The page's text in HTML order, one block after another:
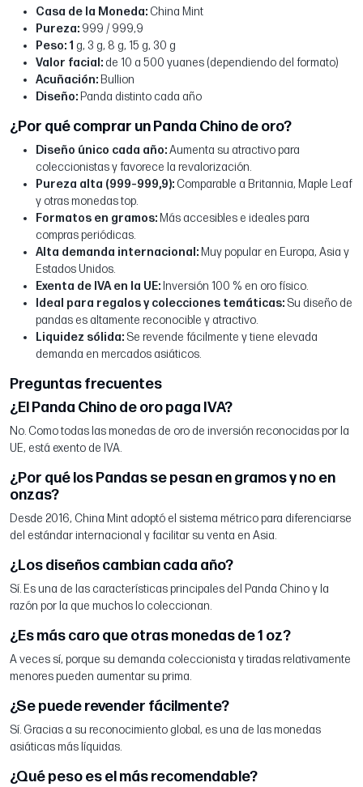
Casa de la Moneda: China Mint
Pureza: 999 / 999,9
Peso: 1 g, 3 g, 8 g, 15 g, 30 g
Valor facial: de 10 a 500 yuanes (dependiendo del formato)
Acuñación: Bullion
Diseño: Panda distinto cada año
¿Por qué comprar un Panda Chino de oro?
Diseño único cada año:Aumenta su atractivo para
coleccionistas y favorece la revalorización.
Pureza alta (999–999,9): Comparable a Britannia, Maple Leaf
y otras monedas top.
Formatos en gramos: Más accesibles e ideales para
compras periódicas.
Alta demanda internacional: Muy popular en Europa, Asia y
Estados Unidos.
Exenta de IVA en la UE: Inversión 100 % en oro físico.
Ideal para regalos y colecciones temáticas: Su diseño de
pandas es altamente reconocible y atractivo.
Liquidez sólida: Se revende fácilmente y tiene elevada
demanda en mercados asiáticos.
Preguntas frecuentes
¿El Panda Chino de oro paga IVA?
No. Como todas las monedas de oro de inversión reconocidas por la
UE, está exento de IVA.
¿Por qué los Pandas se pesan en gramos y no en
onzas?
Desde 2016, China Mint adoptó el sistema métrico para diferenciarse
del estándar internacional y facilitar su venta en Asia.
¿Los diseños cambian cada año?
Sí. Es una de las características principales del Panda Chino y la
razón por la que muchos lo coleccionan.
¿Es más caro que otras monedas de 1 oz?
A veces sí, porque su demanda coleccionista y tiradas relativamente
menores pueden aumentar su prima.
¿Se puede revender fácilmente?
Sí. Gracias a su reconocimiento global, es una de las monedas
asiáticas más líquidas.
¿Qué peso es el más recomendable?